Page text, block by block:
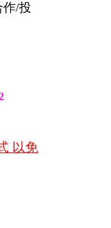
作/投
以免